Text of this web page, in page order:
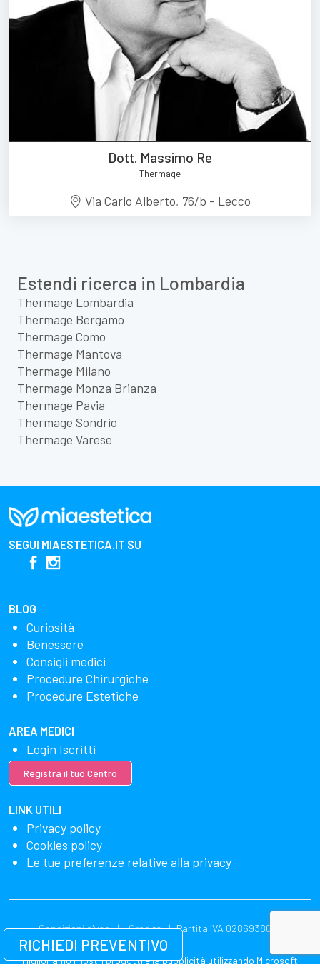
Dott. Massimo Re
Thermage
Via Carlo Alberto, 76/b - Lecco
Estendi ricerca in Lombardia
Thermage Lombardia
Thermage Bergamo
Thermage Como
Thermage Mantova
Thermage Milano
Thermage Monza Brianza
Thermage Pavia
Thermage Sondrio
Thermage Varese
SEGUI MIAESTETICA.IT SU
BLOG
Curiosità
Benessere
Consigli medici
Procedure Chirurgiche
Procedure Estetiche
AREA MEDICI
Login Iscritti
Registra il tuo Centro
LINK UTILI
Privacy policy
Cookies policy
Le tue preferenze relative alla privacy
Condizioni d'uso Credits Partita IVA 02869380549
Miglioriamo i nostri prodotti e la pubblicità utilizzando Microsoft
RICHIEDI PREVENTIVO